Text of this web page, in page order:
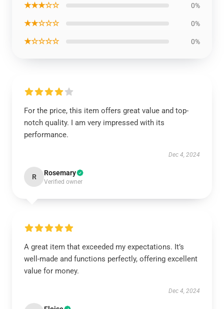
★★★☆☆ 0%
★★☆☆☆ 0%
★☆☆☆☆ 0%
For the price, this item offers great value and top-
notch quality. I am very impressed with its
performance.
Dec 4, 2024
R Rosemary
Verified owner
A great item that exceeded my expectations. It’s
well-made and functions perfectly, offering excellent
value for money.
Dec 4, 2024